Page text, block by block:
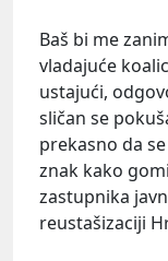
Baš bi me
vladajuće
ustajući,
sličan se
prekasno da
znak kako
zastupnika
reustašizaciji